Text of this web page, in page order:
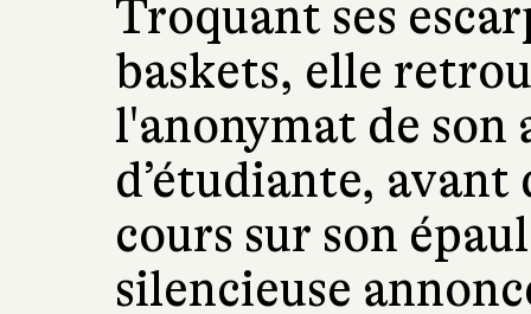
Troquant ses
baskets, elle
l'anonymat de
d’étudiante, avant
cours sur son
silencieuse